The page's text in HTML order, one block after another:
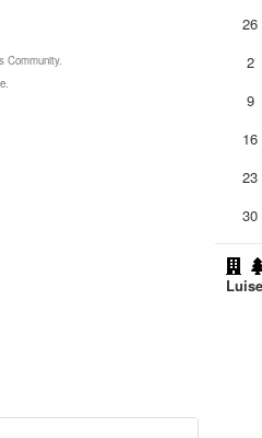
Community.
26
2
9
16
23
30